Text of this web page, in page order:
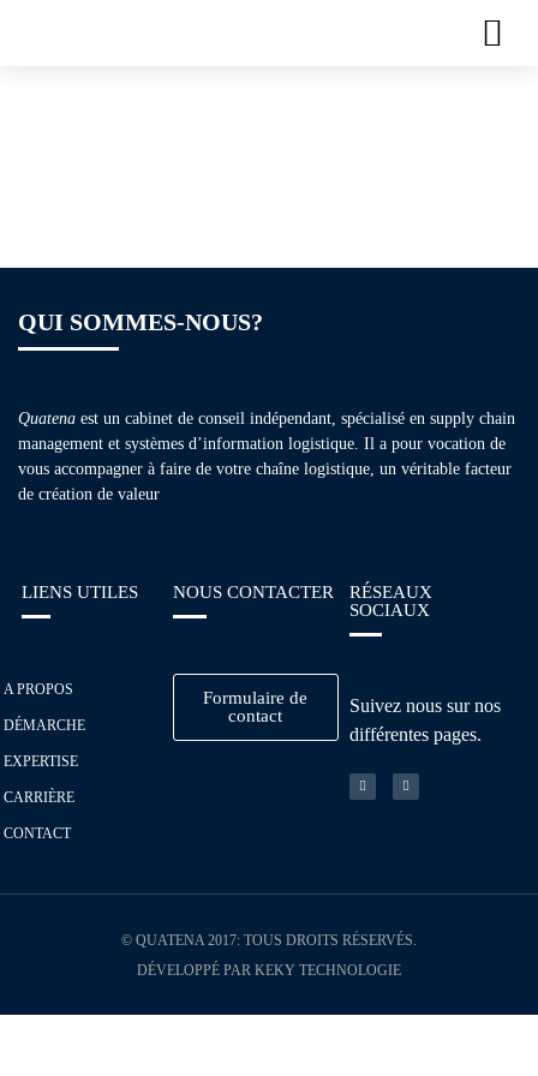
QUI SOMMES-NOUS?
Quatena est un cabinet de conseil indépendant, spécialisé en supply chain
management et systèmes d’information logistique. Il a pour vocation de
vous accompagner à faire de votre chaîne logistique, un véritable facteur
de création de valeur
LIENS UTILES
A PROPOS
DÉMARCHE
EXPERTISE
CARRIÈRE
CONTACT
NOUS CONTACTER
Formulaire de
contact
RÉSEAUX
SOCIAUX
Suivez nous sur nos
différentes pages.
© QUATENA 2017: TOUS DROITS RÉSERVÉS.
DÉVELOPPÉ PAR KEKY TECHNOLOGIE